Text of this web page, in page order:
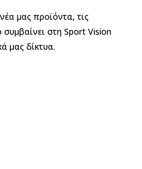
μας προϊόντα, τις
συμβαίνει στη Sport Vision
μας δίκτυα.